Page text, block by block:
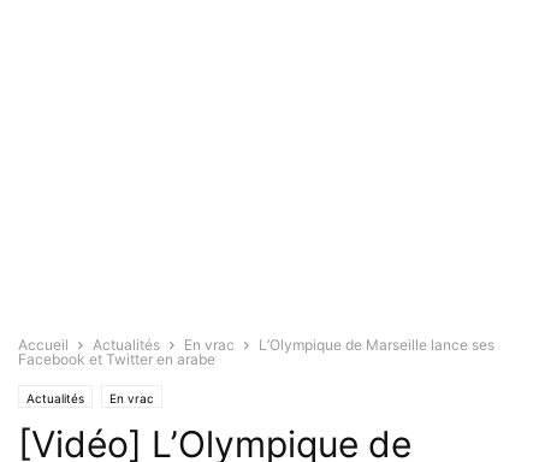
Accueil Actualités En vrac
L’Olympique de Marseille lance ses
Facebook et Twitter en arabe
Actualités En vrac
[Vidéo] L’Olympique de